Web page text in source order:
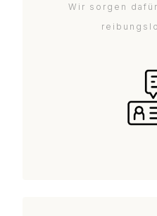
Wir sorgen